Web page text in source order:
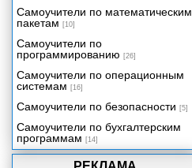
Функции рабочего листа
Самоучители по математическим
пакетам [10]
Самоучители по
программированию [26]
Самоучители по операционным
системам [16]
Самоучители по безопасности [5]
Самоучители по бухгалтерским
программам [14]